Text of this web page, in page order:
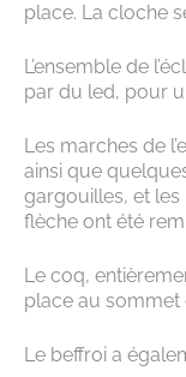
place. La cloche
L’ensemble de
par du led, pour
Les marches de
ainsi que
gargouilles, et les
flèche ont été
Le coq,
place au sommet
Le beffroi a